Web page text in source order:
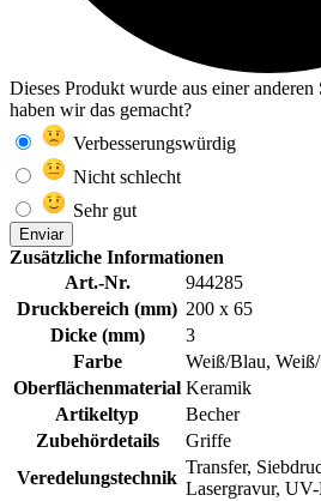
Dieses Produkt wurde aus einer anderen
haben wir das gemacht?
Verbesserungswürdig
Nicht schlecht
Sehr gut
Enviar
Zusätzliche Informationen
Art.-Nr.
944285
Druckbereich (mm) 200 x 65
Dicke (mm)
3
Farbe
Weiß/Blau,
Oberflächenmaterial Keramik
Artikeltyp
Becher
Zubehördetails
Griffe
Veredelungstechnik
Transfer,
Lasergravur,